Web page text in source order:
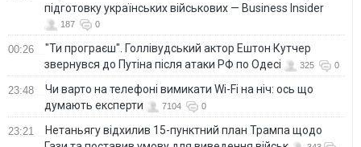
підготовку українських військових — Business Insider
187 0
00:26
"Ти програєш". Голлівудський актор Ештон Кутчер
звернувся до Путіна після атаки РФ по Одесі
325 0
23:48
Чи варто на телефонi вимикати Wi-Fi на ніч: ось що
думають експерти
7104 0
23:21
Нетаньягу відхилив 15-пунктний план Трампа щодо